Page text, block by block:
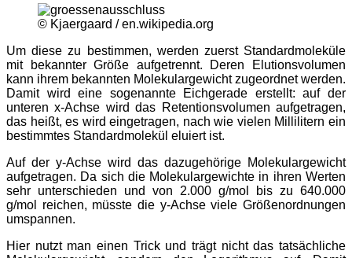
© Kjaergaard / en.wikipedia.org
Um diese zu bestimmen, werden zuerst Standardmoleküle
mit bekannter Größe aufgetrennt. Deren Elutionsvolumen
kann ihrem bekannten Molekulargewicht zugeordnet werden.
Damit wird eine sogenannte Eichgerade erstellt: auf der
unteren x-Achse wird das Retentionsvolumen aufgetragen,
das heißt, es wird eingetragen, nach wie vielen Millilitern ein
bestimmtes Standardmolekül eluiert ist.
Auf der y-Achse wird das dazugehörige Molekulargewicht
aufgetragen. Da sich die Molekulargewichte in ihren Werten
sehr unterschieden und von 2.000 g/mol bis zu 640.000
g/mol reichen, müsste die y-Achse viele Größenordnungen
umspannen.
Hier nutzt man einen Trick und trägt nicht das tatsächliche